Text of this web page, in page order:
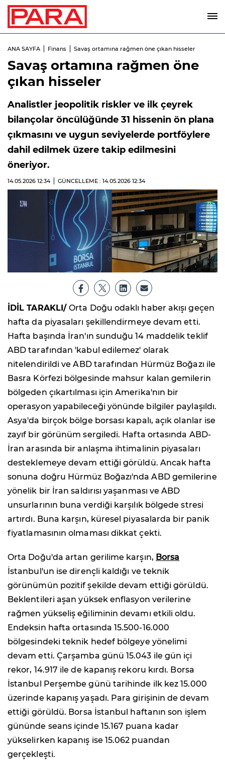
ANA SAYFA Finans Savaş ortamına rağmen öne çıkan hisseler
Savaş ortamına rağmen öne
çıkan hisseler
Analistler jeopolitik riskler ve ilk çeyrek
bilançolar öncülüğünde 31 hissenin ön plana
çıkmasını ve uygun seviyelerde portföylere
dahil edilmek üzere takip edilmesini
öneriyor.
14.05.2026 12:34 GÜNCELLEME : 14.05.2026 12:34
İDİL TARAKLI/Orta Doğu odaklı haber akışı geçen
hafta da piyasaları şekillendirmeye devam etti.
Hafta başında İran'ın sunduğu 14 maddelik teklif
ABD tarafından 'kabul edilemez' olarak
nitelendirildi ve ABD tarafından Hürmüz Boğazı ile
Basra Körfezi bölgesinde mahsur kalan gemilerin
bölgeden çıkartılması için Amerika'nın bir
operasyon yapabileceği yönünde bilgiler paylaşıldı.
Asya'da birçok bölge borsası kapalı, açık olanlar ise
zayıf bir görünüm sergiledi. Hafta ortasında ABD-
İran arasında bir anlaşma ihtimalinin piyasaları
desteklemeye devam ettiği görüldü. Ancak hafta
sonuna doğru Hürmüz Boğazı'nda ABD gemilerine
yönelik bir İran saldırısı yaşanması ve ABD
unsurlarının buna verdiği karşılık bölgede stresi
artırdı. Buna karşın, küresel piyasalarda bir panik
fiyatlamasının olmaması dikkat çekti.
Orta Doğu'da artan gerilime karşın, Borsa
İstanbul'un ise dirençli kaldığı ve teknik
görünümün pozitif şekilde devam ettiği görüldü.
Beklentileri aşan yüksek enflasyon verilerine
rağmen yükseliş eğiliminin devamı etkili oldu.
Endeksin hafta ortasında 15.500-16.000
bölgesindeki teknik hedef bölgeye yönelimi
devam etti. Çarşamba günü 15.043 ile gün içi
rekor, 14.917 ile de kapanış rekoru kırdı. Borsa
İstanbul Perşembe günü tarihinde ilk kez 15.000
üzerinde kapanış yaşadı. Para girişinin de devam
ettiği görüldü. Borsa İstanbul haftanın son işlem
gününde seans içinde 15.167 puana kadar
yükselirken kapanış ise 15.062 puandan
gerçekleşti.